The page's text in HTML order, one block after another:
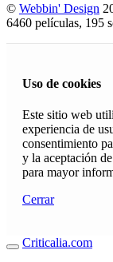
© Webbin' Design
6460 películas, 195
Uso de cookies
Este sitio web
experiencia de
consentimiento
y la aceptación
para mayor
Cerrar
Criticalia.com